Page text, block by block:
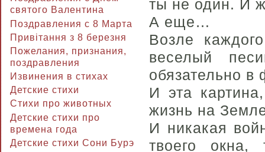
святого Валентина
Поздравления с 8 Марта
Привітання з 8 березня
Пожелания, признания,
поздравления
Извинения в стихах
Детские стихи
Стихи про животных
Детские стихи про
времена года
Детские стихи Сони Бурэ
ты не один. И
А еще…
Возле
веселый
обязательно
И эта
жизнь на
И никакая
твоего